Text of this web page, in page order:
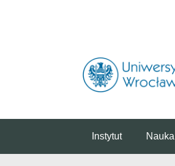
Instytut Nauka